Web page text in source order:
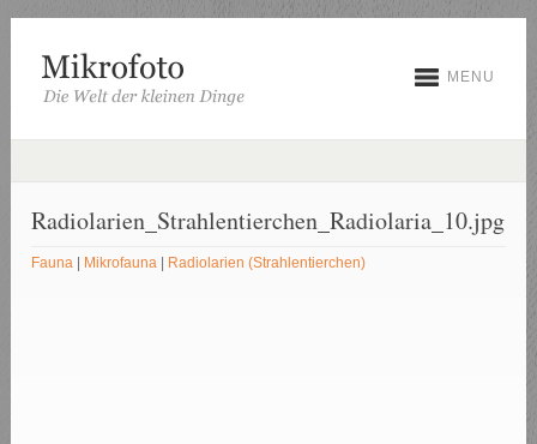
MENU
Radiolarien_Strahlentierchen_Radiolaria_10.jpg
Fauna Mikrofauna Radiolarien (Strahlentierchen)